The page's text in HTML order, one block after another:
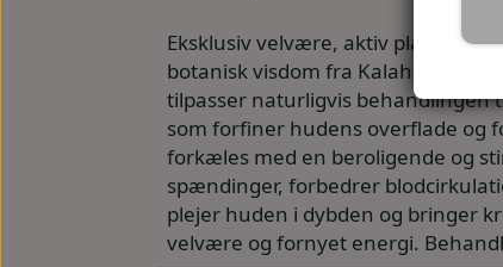
Eksklusiv velvære, aktiv
botanisk visdom fra Kalahari
tilpasser naturligvis behandlingen
som forfiner hudens overflade og
forkæles med en beroligende og
spændinger, forbedrer
plejer huden i dybden og bringer
velvære og fornyet energi.